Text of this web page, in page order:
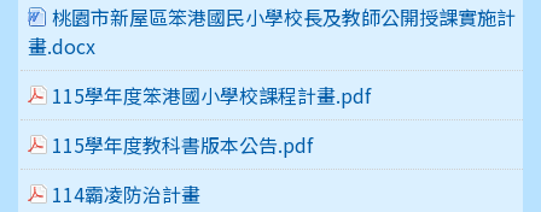
桃園市新屋區笨港國民小學校長及教師公開授課實施計
畫.docx
115學年度笨港國小學校課程計畫.pdf
115學年度教科書版本公告.pdf
114霸凌防治計畫